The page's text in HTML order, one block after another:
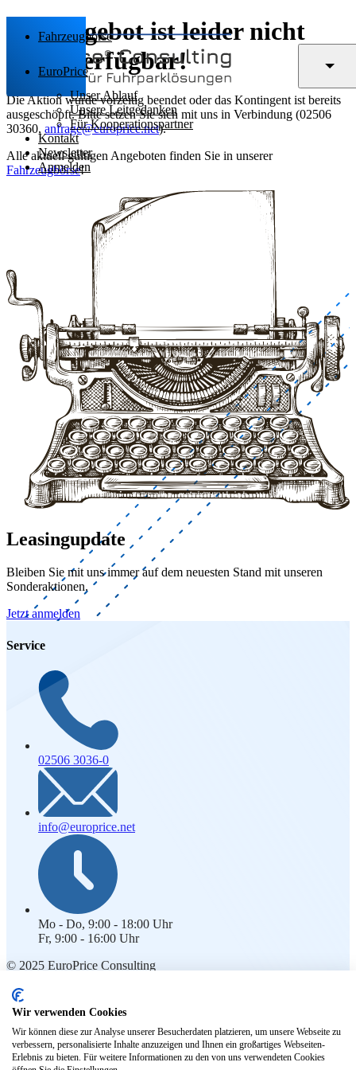
Fahrzeugbörse
EuroPrice
Unser Ablauf
Unsere Leitgedanken
Für Kooperationspartner
Kontakt
Newsletter
Anmelden
Das Angebot ist leider nicht
mehr verfügbar!
Die Aktion wurde vorzeitig beendet oder das Kontingent ist bereits
ausgeschöpft. Bitte setzen Sie sich mit uns in Verbindung (02506
30360, anfrage@europrice.net).
Alle aktuell gültigen Angeboten finden Sie in unserer
Fahrzeugbörse!
Leasingupdate
Bleiben Sie mit uns immer auf dem neuesten Stand mit unseren
Sonderaktionen.
Jetzt anmelden
Service
02506 3036-0
info@europrice.net
Mo - Do, 9:00 - 18:00 Uhr
Fr, 9:00 - 16:00 Uhr
© 2025 EuroPrice Consulting
Rechtliches
Impressum
Kontakt
Datenschutz
Wir verwenden Cookies
Wir können diese zur Analyse unserer Besucherdaten platzieren, um unsere Webseite zu
verbessern, personalisierte Inhalte anzuzeigen und Ihnen ein großartiges Webseiten-
Erlebnis zu bieten. Für weitere Informationen zu den von uns verwendeten Cookies